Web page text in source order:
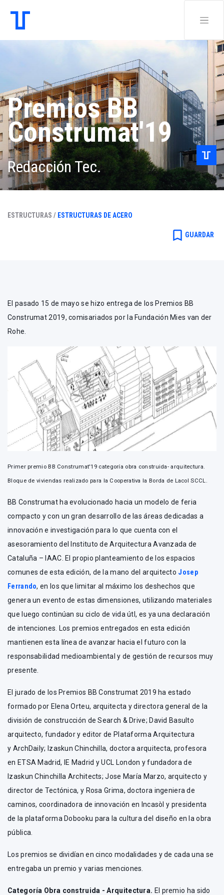
Premios BB
Construmat'19
Redacción Tec.
ESTRUCTURAS / ESTRUCTURAS DE ACERO
bookmark_border GUARDAR
El pasado 15 de mayo se hizo entrega de los Premios BB
Construmat 2019, comisariados por la Fundación Mies van der
Rohe.
Primer premio BB Construmat'19 categoría obra construida- arquitectura.
Bloque de viviendas realizado para la Cooperativa la Borda de Lacol SCCL.
BB Construmat ha evolucionado hacia un modelo de feria
compacto y con un gran desarrollo de las áreas dedicadas a
innovación e investigación para lo que cuenta con el
asesoramiento del Instituto de Arquitectura Avanzada de
Cataluña – IAAC. El propio planteamiento de los espacios
comunes de esta edición, de la mano del arquitecto Josep
Ferrando, en los que limitar al máximo los deshechos que
genera un evento de estas dimensiones, utilizando materiales
que luego continúan su ciclo de vida útl, es ya una declaración
de intenciones. Los premios entregados en esta edición
mantienen esta línea de avanzar hacia el futuro con la
responsabilidad medioambiental y de gestión de recursos muy
presente.
El jurado de los Premios BB Construmat 2019 ha estado
formado por Elena Orteu, arquitecta y directora general de la
división de construcción de Search & Drive; David Basulto
arquitecto, fundador y editor de Plataforma Arquitectura
y ArchDaily; Izaskun Chinchilla, doctora arquitecta, profesora
en ETSA Madrid, IE Madrid y UCL London y fundadora de
Izaskun Chinchilla Architects; Jose María Marzo, arquitecto y
director de Tectónica, y Rosa Grima, doctora ingeniera de
caminos, coordinadora de innovación en Incasòl y presidenta
de la plataforma Dobooku para la cultura del diseño en la obra
pública.
Los premios se dividían en cinco modalidades y de cada una se
entregaba un premio y varias menciones.
Categoría Obra construida - Arquitectura. El premio ha sido